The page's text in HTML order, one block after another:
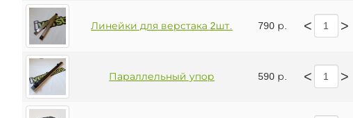
Линейки для верстака 2шт. 790 р. < >
Параллельный упор 590 р. < >